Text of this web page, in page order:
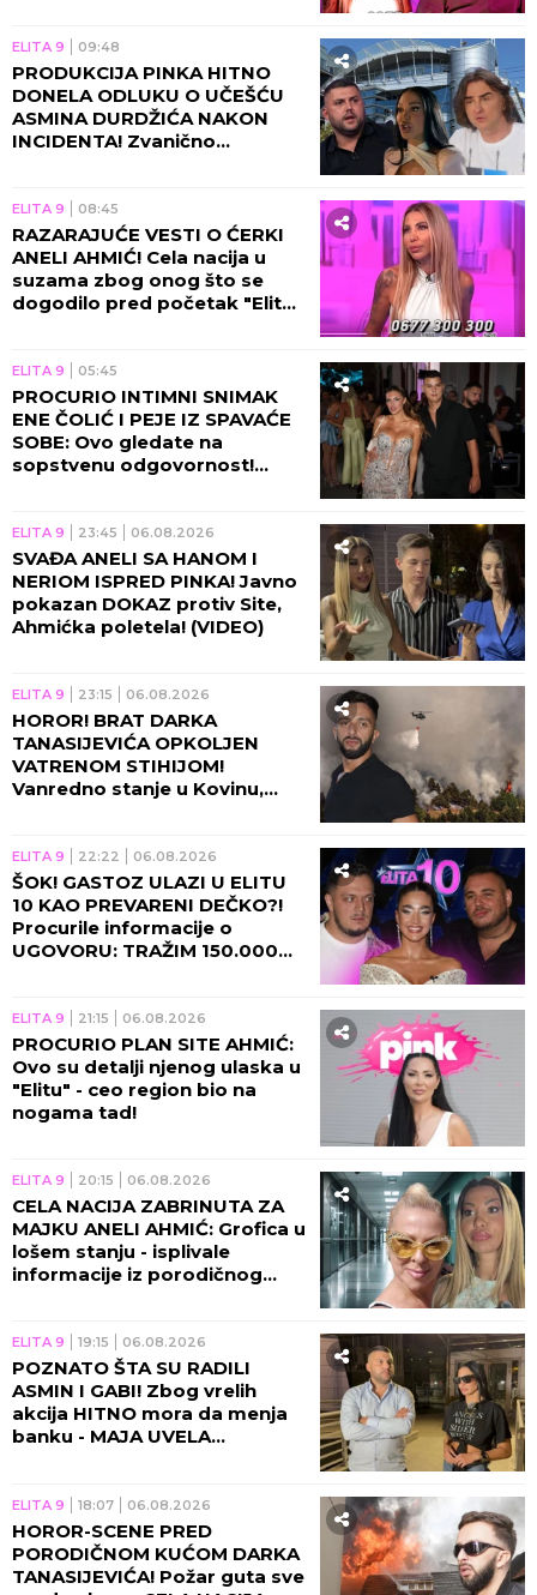
ELITA 9 09:48
PRODUKCIJA PINKA HITNO
DONELA ODLUKU O UČEŠĆU
ASMINA DURDŽIĆA NAKON
INCIDENTA! Zvanično
pripravnosti!
ELITA 9 08:45
RAZARAJUĆE VESTI O ĆERKI
ANELI AHMIĆ! Cela nacija u
suzama zbog onog što se
dogodilo pred početak "Elite
ELITA 9 05:45
PROCURIO INTIMNI SNIMAK
ENE ČOLIĆ I PEJE IZ SPAVAĆE
SOBE: Ovo gledate na
sopstvenu odgovornost!
ELITA 9 23:45 06.08.2026
SVAĐA ANELI SA HANOM I
NERIOM ISPRED PINKA! Javno
pokazan DOKAZ protiv Site,
Ahmićka poletela! (VIDEO)
ELITA 9 23:15 06.08.2026
HOROR! BRAT DARKA
TANASIJEVIĆA OPKOLJEN
VATRENOM STIHIJOM!
Vanredno stanje u Kovinu,
ELITA 9 22:22 06.08.2026
ŠOK! GASTOZ ULAZI U ELITU
10 KAO PREVARENI DEČKO?!
Procurile informacije o
UGOVORU: TRAŽIM 150.000
ELITA 9 21:15 06.08.2026
PROCURIO PLAN SITE AHMIĆ:
Ovo su detalji njenog ulaska u
"Elitu" - ceo region bio na
nogama tad!
ELITA 9 20:15 06.08.2026
CELA NACIJA ZABRINUTA ZA
MAJKU ANELI AHMIĆ: Grofica u
lošem stanju - isplivale
informacije iz porodičnog
ELITA 9 19:15 06.08.2026
POZNATO ŠTA SU RADILI
ASMIN I GABI! Zbog vrelih
akcija HITNO mora da menja
banku - MAJA UVELA
ELITA 9 18:07 06.08.2026
HOROR-SCENE PRED
PORODIČNOM KUĆOM DARKA
TANASIJEVIĆA! Požar guta sve